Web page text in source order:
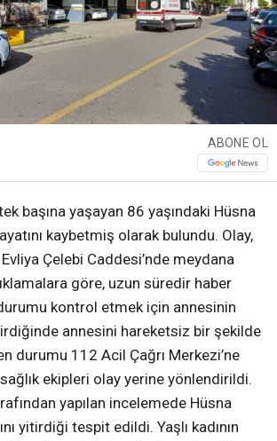
ABONE OL
başına yaşayan 86 yaşındaki Hüsna
kaybetmiş olarak bulundu. Olay,
Çelebi Caddesi’nde meydana
göre, uzun süredir haber
kontrol etmek için annesinin
annesini hareketsiz bir şekilde
durumu 112 Acil Çağrı Merkezi’ne
ekipleri olay yerine yönlendirildi.
yapılan incelemede Hüsna
yitirdiği tespit edildi. Yaşlı kadının